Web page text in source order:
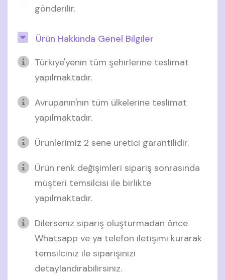
gönderilir.
Ürün Hakkında Genel Bilgiler
Türkiye'yenin tüm şehirlerine teslimat
yapılmaktadır.
Avrupanın'nın tüm ülkelerine teslimat
yapılmaktadır.
Ürünlerimiz 2 sene üretici garantilidir.
Ürün renk değişimleri sipariş sonrasında
müşteri temsilcisi ile birlikte
yapılmaktadır.
Dilerseniz sipariş oluşturmadan önce
Whatsapp ve ya telefon iletişimi kurarak
temsilciniz ile siparişinizi
detaylandırabilirsiniz.